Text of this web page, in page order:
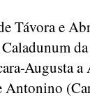
Távora e
Augusta